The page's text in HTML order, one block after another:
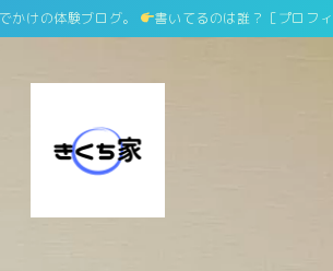
かけの体験ブログ。 書いてるのは誰？［プロフ
home